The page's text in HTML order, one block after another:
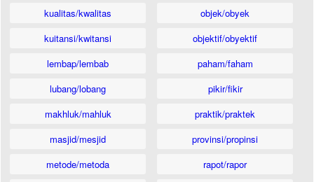
kualitas/kwalitas
kuitansi/kwitansi
lembap/lembab
lubang/lobang
makhluk/mahluk
masjid/mesjid
metode/metoda
objek/obyek
objektif/obyektif
paham/faham
pikir/fikir
praktik/praktek
provinsi/propinsi
rapot/rapor